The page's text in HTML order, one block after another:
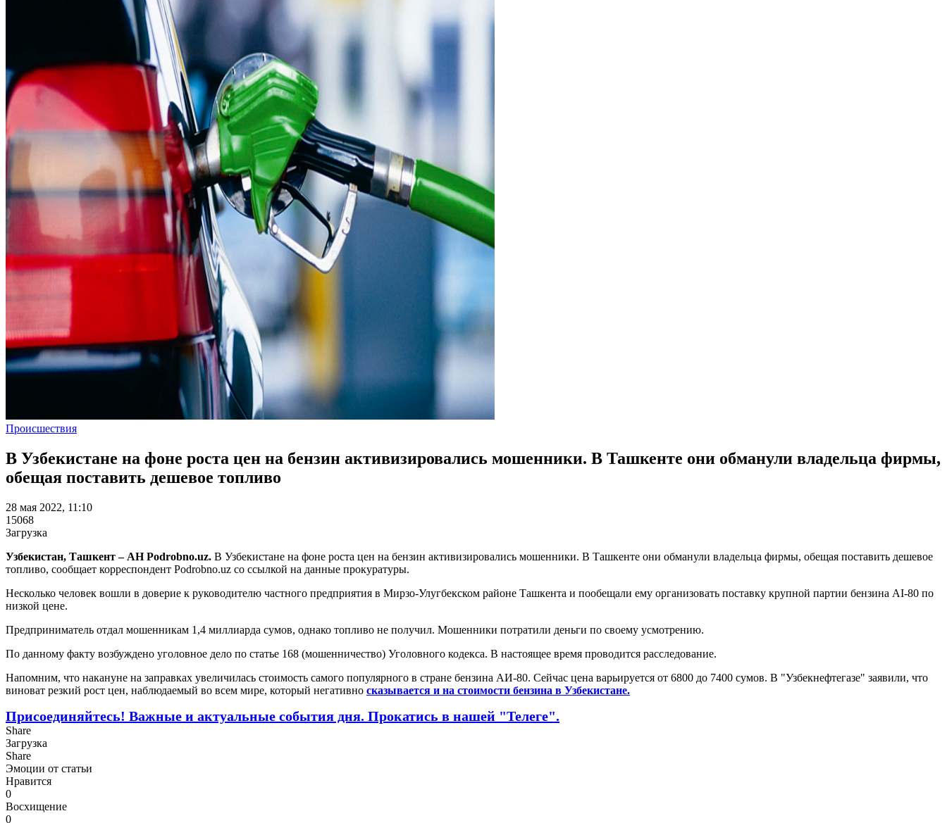
Происшествия
В Узбекистане на фоне роста цен на бензин активизировались мошенники. В Ташкенте они обманули владельца фирмы,
обещая поставить дешевое топливо
28 мая 2022, 11:10
15068
Загрузка
Узбекистан, Ташкент – АН Podrobno.uz. В Узбекистане на фоне роста цен на бензин активизировались мошенники. В Ташкенте они обманули владельца фирмы, обещая поставить дешевое
топливо, сообщает корреспондент Podrobno.uz со ссылкой на данные прокуратуры.
Несколько человек вошли в доверие к руководителю частного предприятия в Мирзо-Улугбекском районе Ташкента и пообещали ему организовать поставку крупной партии бензина АI-80 по
низкой цене.
Предприниматель отдал мошенникам 1,4 миллиарда сумов, однако топливо не получил. Мошенники потратили деньги по своему усмотрению.
По данному факту возбуждено уголовное дело по статье 168 (мошенничество) Уголовного кодекса. В настоящее время проводится расследование.
Напомним, что накануне на заправках увеличилась стоимость самого популярного в стране бензина АИ-80. Сейчас цена варьируется от 6800 до 7400 сумов. В "Узбекнефтегазе" заявили, что
виноват резкий рост цен, наблюдаемый во всем мире, который негативно сказывается и на стоимости бензина в Узбекистане.
Присоединяйтесь! Важные и актуальные события дня. Прокатись в нашей "Телеге".
Share
Загрузка
Share
Эмоции от статьи
Нравится
0
Восхищение
0